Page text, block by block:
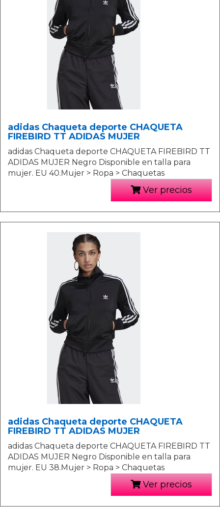
adidas Chaqueta deporte CHAQUETA
FIREBIRD TT ADIDAS MUJER
adidas Chaqueta deporte CHAQUETA FIREBIRD TT
ADIDAS MUJER Negro Disponible en talla para
mujer. EU 40.Mujer > Ropa > Chaquetas
Ver precios
adidas Chaqueta deporte CHAQUETA
FIREBIRD TT ADIDAS MUJER
adidas Chaqueta deporte CHAQUETA FIREBIRD TT
ADIDAS MUJER Negro Disponible en talla para
mujer. EU 38.Mujer > Ropa > Chaquetas
Ver precios